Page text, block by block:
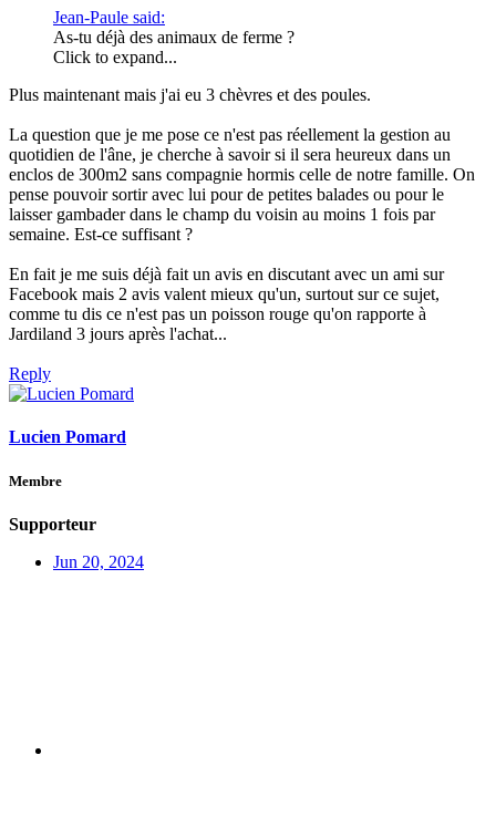
Jean-Paule said:
As-tu déjà des animaux de ferme ?
Click to expand...
Plus maintenant mais j'ai eu 3 chèvres et des poules.
La question que je me pose ce n'est pas réellement la gestion au
quotidien de l'âne, je cherche à savoir si il sera heureux dans un
enclos de 300m2 sans compagnie hormis celle de notre famille. On
pense pouvoir sortir avec lui pour de petites balades ou pour le
laisser gambader dans le champ du voisin au moins 1 fois par
semaine. Est-ce suffisant ?
En fait je me suis déjà fait un avis en discutant avec un ami sur
Facebook mais 2 avis valent mieux qu'un, surtout sur ce sujet,
comme tu dis ce n'est pas un poisson rouge qu'on rapporte à
Jardiland 3 jours après l'achat...
Reply
Lucien Pomard
Membre
Supporteur
Jun 20, 2024